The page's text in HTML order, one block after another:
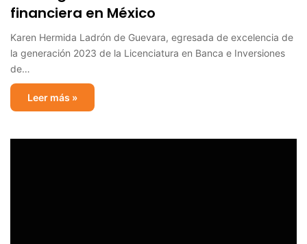
financiera en México
Karen Hermida Ladrón de Guevara, egresada de excelencia de
la generación 2023 de la Licenciatura en Banca e Inversiones
de…
Leer más »